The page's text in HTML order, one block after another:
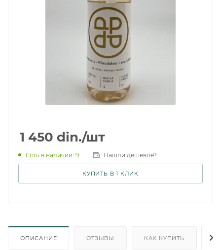
1 450 din./шт
Есть в наличии: 9 Нашли дешевле?
КУПИТЬ В 1 КЛИК
ОПИСАНИЕ ОТЗЫВЫ КАК КУПИТЬ